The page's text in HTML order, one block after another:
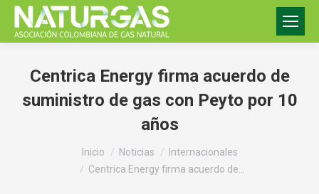
Centrica Energy firma acuerdo de
suministro de gas con Peyto por 10
años
Inicio Noticias
Internacionales
Centrica Energy firma acuerdo de…